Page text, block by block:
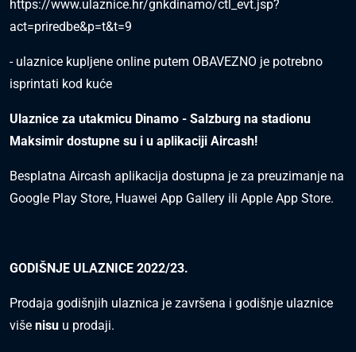
https://www.ulaznice.hr/gnkdinamo/ctl_evt.jsp?
act=priredbe&p=t&t=9
- ulaznice kupljene online putem OBAVEZNO je potrebno
isprintati kod kuće
Ulaznice za utakmicu Dinamo - Salzburg na stadionu
Maksimir dostupne su i u aplikaciji Aircash!
Besplatna Aircash aplikacija dostupna je za preuzimanje na
Google Play Store, Huawei App Gallery ili Apple App Store.
GODIŠNJE ULAZNICE 2022/23.
Prodaja godišnjih ulaznica je završena i godišnje ulaznice
više nisu u prodaji.